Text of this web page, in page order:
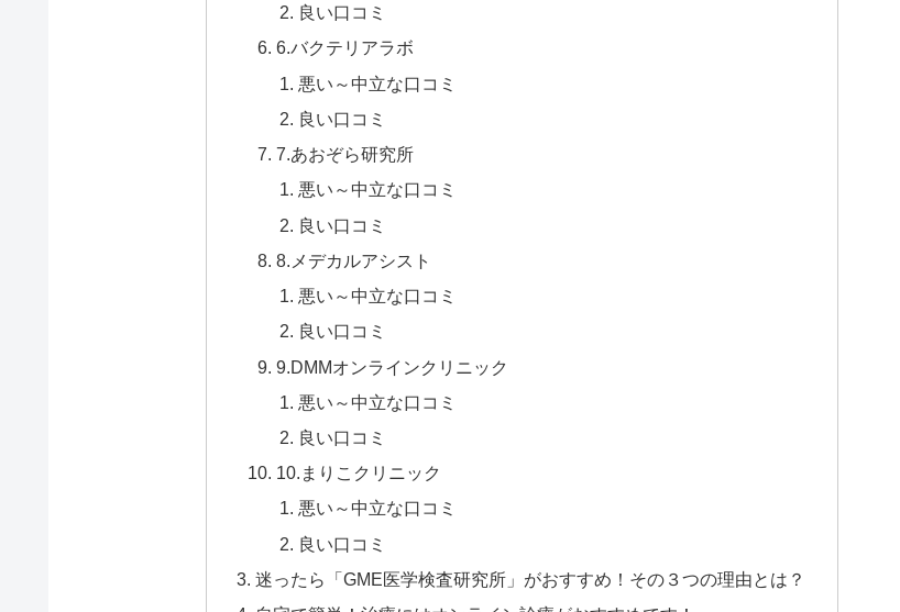
良い口コミ
6.バクテリアラボ
悪い～中立な口コミ
良い口コミ
7.あおぞら研究所
悪い～中立な口コミ
良い口コミ
8.メデカルアシスト
悪い～中立な口コミ
良い口コミ
9.DMMオンラインクリニック
悪い～中立な口コミ
良い口コミ
10.まりこクリニック
悪い～中立な口コミ
良い口コミ
迷ったら「GME医学検査研究所」がおすすめ！その３つの理由とは？